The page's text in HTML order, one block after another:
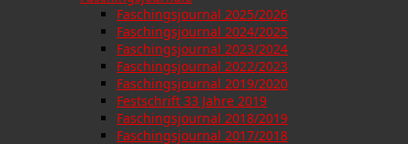
Faschingsjournal 2025/2026
Faschingsjournal 2024/2025
Faschingsjournal 2023/2024
Faschingsjournal 2022/2023
Faschingsjournal 2019/2020
Festschrift 33 Jahre 2019
Faschingsjournal 2018/2019
Faschingsjournal 2017/2018